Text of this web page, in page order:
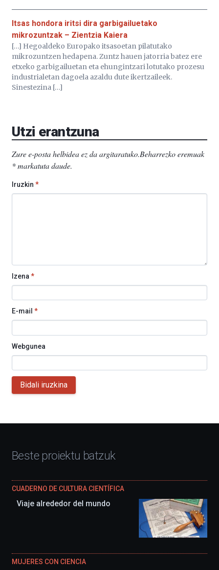
Itsas hondora iritsi dira garbigailuetako
mikrozuntzak – Zientzia Kaiera
[…] Hegoaldeko Europako itsasoetan pilatutako
mikrozuntzen hedapena. Zuntz hauen jatorria batez ere
etxeko garbigailuetan eta ehungintzari lotutako prozesu
industrialetan dagoela azaldu dute ikertzaileek.
Sinestezina […]
Utzi erantzuna
Zure e-posta helbidea ez da argitaratuko.Beharrezko eremuak
*markatuta daude.
Iruzkin *
Izena *
E-mail *
Webgunea
Bidali iruzkina
Beste proiektu batzuk
CUADERNO DE CULTURA CIENTÍFICA
Viaje alrededor del mundo
MUJERES CON CIENCIA